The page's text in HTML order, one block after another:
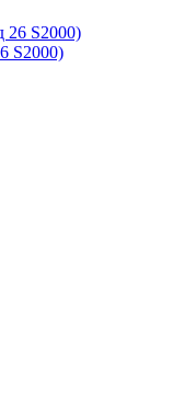
S2000)